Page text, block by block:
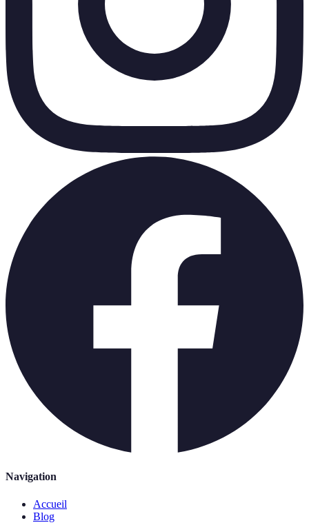
Navigation
Accueil
Blog